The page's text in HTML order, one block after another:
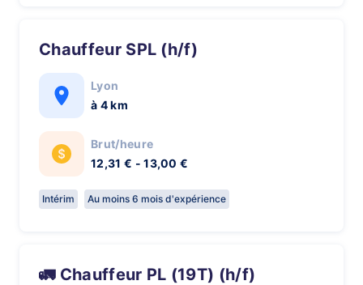
Chauffeur SPL (h/f)
Lyon
à 4 km
Brut/heure
12,31 € - 13,00 €
Intérim Au moins 6 mois d'expérience
🚛 Chauffeur PL (19T) (h/f)